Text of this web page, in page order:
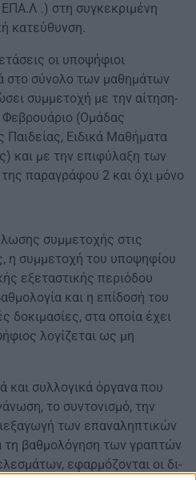
.) στη συγκεκριμένη
κατεύθυνση.
οι υποψήφιοι
στο σύνολο των μαθημάτων
συμμετοχή με την αίτηση-
(Ομάδας
Παιδείας, Ειδικά Μαθήματα
και με την επιφύλαξη των
παραγράφου 2 και όχι μόνο
συμμετοχής στις
η συμμετοχή του υποψηφίου
εξεταστικής περιόδου
και η επίδοσή του
δοκιμασίες, στα οποία έχει
λογίζεται ως μη
και συλλογικά όργανα που
το συντονισμό, την
των επαναληπτικών
τη βαθμολόγηση των γραπτών
εφαρμόζονται οι δι-